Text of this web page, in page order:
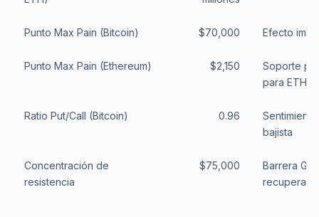
Punto Max Pain (Bitcoin) $70,000 Efecto
Punto Max Pain (Ethereum) $2,150
Soporte
para ETH
Ratio Put/Call (Bitcoin) 0.96
bajista
Concentración de
resistencia
$75,000
Barrera